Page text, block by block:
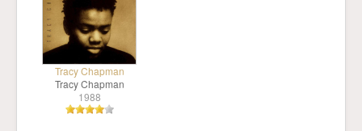
Tracy Chapman
Tracy Chapman
1988